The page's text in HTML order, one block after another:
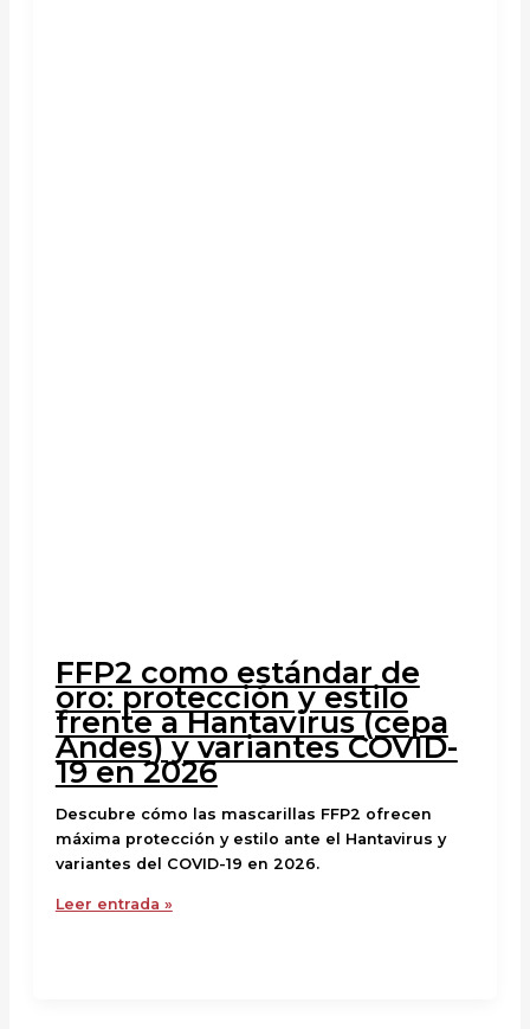
FFP2 como estándar de
oro: protección y estilo
frente a Hantavirus (cepa
Andes) y variantes COVID-
19 en 2026
Descubre cómo las mascarillas FFP2 ofrecen
máxima protección y estilo ante el Hantavirus y
variantes del COVID-19 en 2026.
Leer entrada »